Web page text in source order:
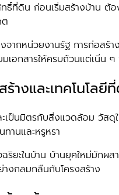
ทธิ์ที่ดิน ก่อนเริ่มสร้างบ้าน
ต
ากหน่วยงานรัฐ การก่อสร้
เอกสารให้ครบถ้วนแต่เนิ่น ๆ
างและเทคโนโลยี
เป็นมิตรกับสิ่งแวดล้อม วัสดุ
านและหรูหรา
ฉริยะในบ้าน บ้านยุคใหม่มั
างกลมกลืนกับโครงสร้าง